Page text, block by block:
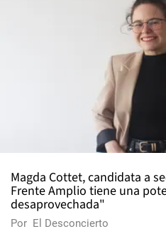
Magda Cottet, candidata a
Frente Amplio tiene una
desaprovechada"
Por El Desconcierto